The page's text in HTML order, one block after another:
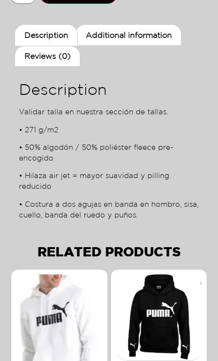
Description Additional information
Reviews (0)
Description
Validar talla en nuestra sección de tallas.
• 271 g/m2
• 50% algodón / 50% poliéster fleece pre-
encogido
• Hilaza air jet = mayor suavidad y pilling
reducido
• Costura a dos agujas en banda en hombro, sisa,
cuello, banda del ruedo y puños.
RELATED PRODUCTS